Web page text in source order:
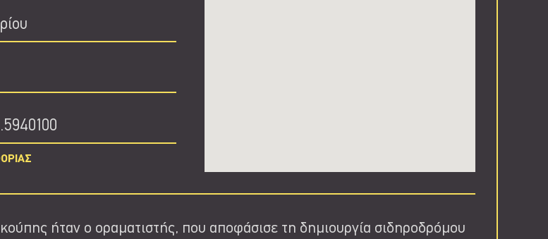
ήταν ο οραματιστής, που αποφάσισε τη δημιουργία σιδηροδρόμου